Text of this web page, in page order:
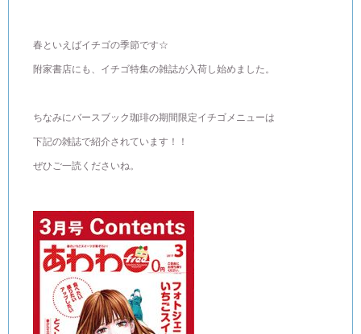
春といえばイチゴの季節です☆
附家書店にも、イチゴ特集の雑誌が入荷し始めました。
ちなみにバースブック珈琲の期間限定イチゴメニューは
下記の雑誌で紹介されています！！
ぜひご一読くださいね。